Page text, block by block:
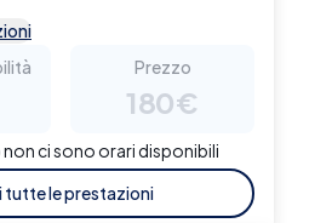
Prezzo
180€
ci sono orari disponibili
tutte le prestazioni